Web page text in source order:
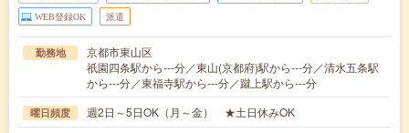
WEB登録OK 派遣
勤務地
京都市東山区
祇園四条駅から---分／東山(京都府)駅から---分／清水五条駅
から---分／東福寺駅から---分／蹴上駅から---分
曜日頻度 週2日～5日OK（月～金） ★土日休みOK